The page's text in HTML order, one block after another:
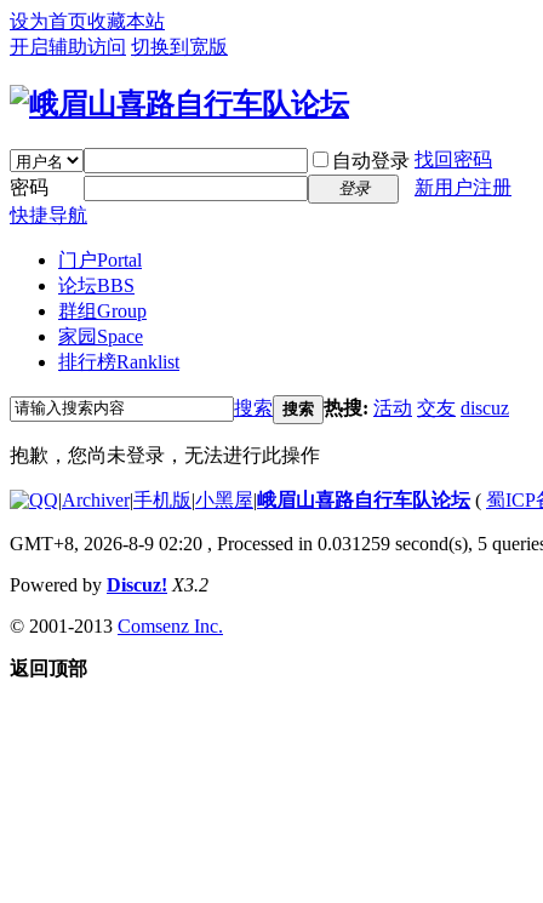
设为首页收藏本站
开启辅助访问 切换到宽版
自动登录 找回密码
密码
登录
新用户注册
快捷导航
门户Portal
论坛BBS
群组Group
家园 Space
排行榜Ranklist
搜索 搜索 热搜: 活动 交友 discuz
抱歉，您尚未登录，无法进行此操作
|Archiver|手机版|小黑屋|峨眉山喜路自行车队论坛( 蜀ICP
GMT+8, 2026-8-9 02:20 , Processed in 0.031259 second(s), 5
Powered by Discuz! X3.2
© 2001-2013 Comsenz Inc.
返回顶部